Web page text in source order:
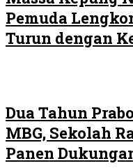
Pemuda
Turun dengan
Dua Tahun
MBG, Sekolah
Panen